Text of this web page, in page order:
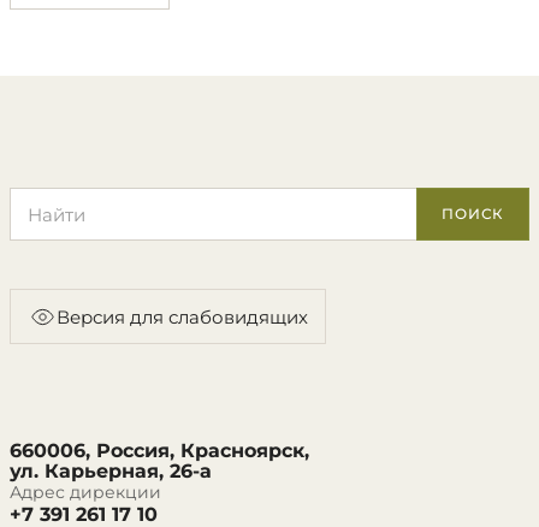
ПОИСК
Версия для слабовидящих
660006, Россия, Красноярск,
ул. Карьерная, 26-а
Адрес дирекции
+7 391 261 17 10